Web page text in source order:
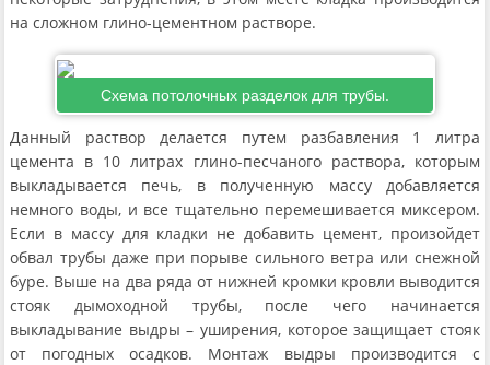
на сложном глино-цементном растворе.
Схема потолочных разделок для трубы.
Данный раствор делается путем разбавления 1 литра
цемента в 10 литрах глино-песчаного раствора, которым
выкладывается печь, в полученную массу добавляется
немного воды, и все тщательно перемешивается миксером.
Если в массу для кладки не добавить цемент, произойдет
обвал трубы даже при порыве сильного ветра или снежной
буре. Выше на два ряда от нижней кромки кровли выводится
стояк дымоходной трубы, после чего начинается
выкладывание выдры – уширения, которое защищает стояк
от погодных осадков. Монтаж выдры производится с